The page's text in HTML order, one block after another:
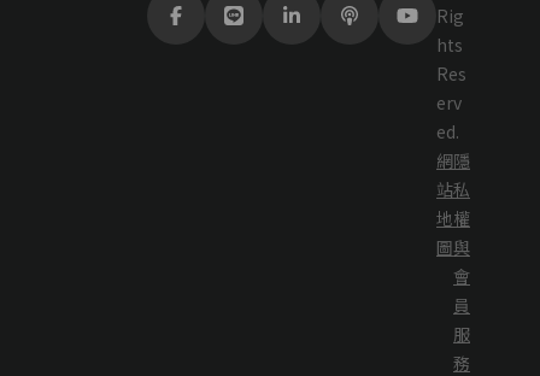
Rig
hts
Res
erv
ed.
網
站
地
圖
隱
私
權
與
會
員
服
務